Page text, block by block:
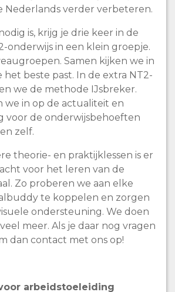
Nederlands verder verbeteren.
is, krijg je drie keer in de
onderwijs in een klein groepje.
Samen kijken we in
beste past. In de extra NT2-
we de methode IJsbreker.
we in op de actualiteit en
voor de onderwijsbehoeften
zelf.
theorie- en praktijklessen is er
voor het leren van de
Zo proberen we aan elke
te koppelen en zorgen
ondersteuning. We doen
meer. Als je daar nog vragen
dan contact met ons op!
arbeidstoeleiding